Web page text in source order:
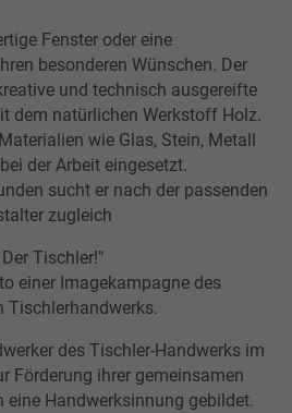
Fenster oder eine
besonderen Wünschen. Der
und technisch ausgereifte
dem natürlichen Werkstoff Holz.
wie Glas, Stein, Metall
der Arbeit eingesetzt.
sucht er nach der passenden
zugleich
Tischler!"
einer Imagekampagne des
Tischlerhandwerks.
des Tischler-Handwerks im
Förderung ihrer gemeinsamen
eine Handwerksinnung gebildet.